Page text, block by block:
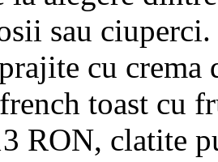
sau
cu
toast cu
RON, clatite